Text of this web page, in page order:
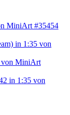
MiniArt #35454
in 1:35 von
von MiniArt
in 1:35 von